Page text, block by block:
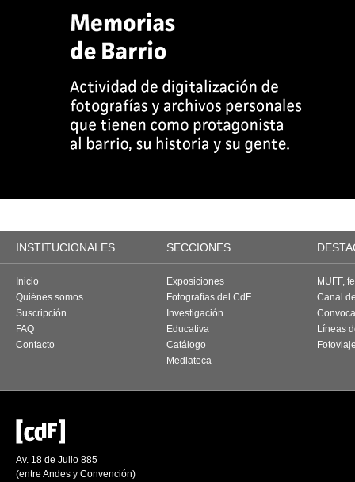
INSTITUCIONALES SECCIONES
Inicio
Quiénes somos
Suscripción
FAQ
Contacto
Exposiciones
Fotografías del CdF
Investigación
Educativa
Catálogo
Mediateca
MUFF,
Canal
Líneas
Av. 18 de Julio 885
(entre Andes y Convención)